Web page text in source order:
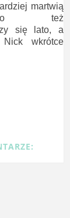
martwią
też
się lato, a
wkrótce